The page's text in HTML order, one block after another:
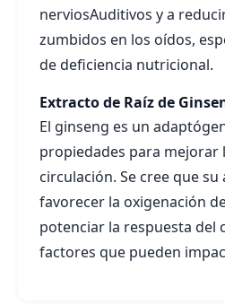
nerviosAuditivos y a
zumbidos en los oídos,
de deficiencia nutricional.
Extracto de Raíz de
El ginseng es un
propiedades para mejorar
circulación. Se cree que
favorecer la oxigenación
potenciar la respuesta del
factores que pueden